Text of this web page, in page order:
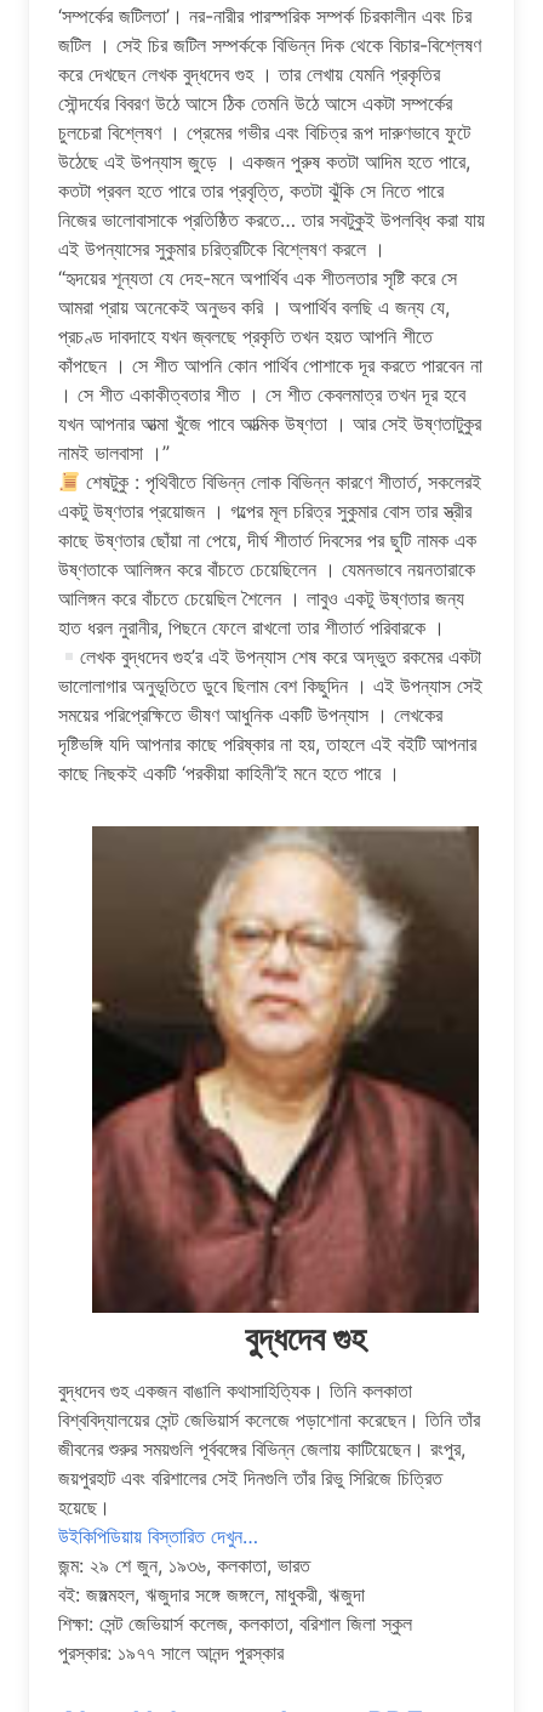
‘সম্পর্কের জটিলতা’। নর-নারীর পারস্পরিক সম্পর্ক চিরকালীন এবং চির
জটিল । সেই চির জটিল সম্পর্ককে বিভিন্ন দিক থেকে বিচার-বিশ্লেষণ
করে দেখছেন লেখক বুদ্ধদেব গুহ । তার লেখায় যেমনি প্রকৃতির
সৌন্দর্যের বিবরণ উঠে আসে ঠিক তেমনি উঠে আসে একটা সম্পর্কের
চুলচেরা বিশ্লেষণ । প্রেমের গভীর এবং বিচিত্র রূপ দারুণভাবে ফুটে
উঠেছে এই উপন্যাস জুড়ে । একজন পুরুষ কতটা আদিম হতে পারে,
কতটা প্রবল হতে পারে তার প্রবৃত্তি, কতটা ঝুঁকি সে নিতে পারে
নিজের ভালোবাসাকে প্রতিষ্ঠিত করতে… তার সবটুকুই উপলব্ধি করা যায়
এই উপন্যাসের সুকুমার চরিত্রটিকে বিশ্লেষণ করলে ।
“হৃদয়ের শূন্যতা যে দেহ-মনে অপার্থিব এক শীতলতার সৃষ্টি করে সে
আমরা প্রায় অনেকেই অনুভব করি । অপার্থিব বলছি এ জন্য যে,
প্রচণ্ড দাবদাহে যখন জ্বলছে প্রকৃতি তখন হয়ত আপনি শীতে
কাঁপছেন । সে শীত আপনি কোন পার্থিব পোশাকে দূর করতে পারবেন না
। সে শীত একাকীত্বতার শীত । সে শীত কেবলমাত্র তখন দূর হবে
যখন আপনার আত্মা খুঁজে পাবে আত্মিক উষ্ণতা । আর সেই উষ্ণতাটুকুর
নামই ভালবাসা ।”
শেষটুকু : পৃথিবীতে বিভিন্ন লোক বিভিন্ন কারণে শীতার্ত, সকলেরই
একটু উষ্ণতার প্রয়োজন । গল্পের মূল চরিত্র সুকুমার বোস তার স্ত্রীর
কাছে উষ্ণতার ছোঁয়া না পেয়ে, দীর্ঘ শীতার্ত দিবসের পর ছুটি নামক এক
উষ্ণতাকে আলিঙ্গন করে বাঁচতে চেয়েছিলেন । যেমনভাবে নয়নতারাকে
আলিঙ্গন করে বাঁচতে চেয়েছিল শৈলেন । লাবুও একটু উষ্ণতার জন্য
হাত ধরল নুরানীর, পিছনে ফেলে রাখলো তার শীতার্ত পরিবারকে ।
লেখক বুদ্ধদেব গুহ’র এই উপন্যাস শেষ করে অদ্ভুত রকমের একটা
ভালোলাগার অনুভূতিতে ডুবে ছিলাম বেশ কিছুদিন । এই উপন্যাস সেই
সময়ের পরিপ্রেক্ষিতে ভীষণ আধুনিক একটি উপন্যাস । লেখকের
দৃষ্টিভঙ্গি যদি আপনার কাছে পরিষ্কার না হয়, তাহলে এই বইটি আপনার
কাছে নিছকই একটি ‘পরকীয়া কাহিনী’ই মনে হতে পারে ।
বুদ্ধদেব গুহ
বুদ্ধদেব গুহ একজন বাঙালি কথাসাহিত্যিক। তিনি কলকাতা
বিশ্ববিদ্যালয়ের সেন্ট জেভিয়ার্স কলেজে পড়াশোনা করেছেন। তিনি তাঁর
জীবনের শুরুর সময়গুলি পূর্ববঙ্গের বিভিন্ন জেলায় কাটিয়েছেন। রংপুর,
জয়পুরহাট এবং বরিশালের সেই দিনগুলি তাঁর রিভু সিরিজে চিত্রিত
হয়েছে।
উইকিপিডিয়ায় বিস্তারিত দেখুন…
জন্ম: ২৯ শে জুন, ১৯৩৬, কলকাতা, ভারত
বই: জঙ্গল্মহল, ঋজুদার সঙ্গে জঙ্গলে, মাধুকরী, ঋজুদা
শিক্ষা: সেন্ট জেভিয়ার্স কলেজ, কলকাতা, বরিশাল জিলা স্কুল
পুরস্কার: ১৯৭৭ সালে আনন্দ পুরস্কার